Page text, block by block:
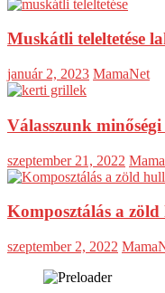
Muskátli teleltetése
január 2, 2023 MamaNet
Válasszunk
szeptember 21, 2022
Komposztálás a
szeptember 2, 2022